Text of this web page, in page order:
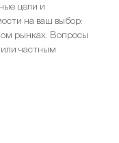
цели и
на ваш выбор:
рынках. Вопросы
частным